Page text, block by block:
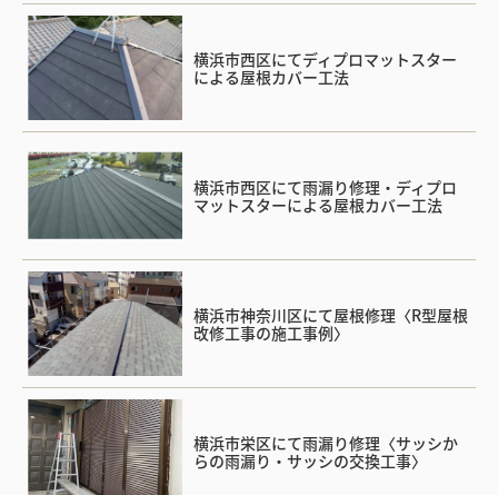
横浜市西区にてディプロマットスター
による屋根カバー工法
横浜市西区にて雨漏り修理・ディプロ
マットスターによる屋根カバー工法
横浜市神奈川区にて屋根修理〈R型屋根
改修工事の施工事例〉
横浜市栄区にて雨漏り修理〈サッシか
らの雨漏り・サッシの交換工事〉